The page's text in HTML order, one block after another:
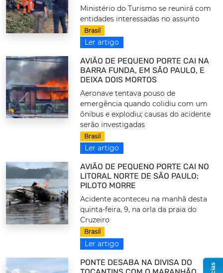
Ministério do Turismo se reunirá com
entidades interessadas no assunto
Brasil
Ler artigo
AVIÃO DE PEQUENO PORTE CAI NA
BARRA FUNDA, EM SÃO PAULO, E
DEIXA DOIS MORTOS
Aeronave tentava pouso de
emergência quando colidiu com um
ônibus e explodiu; causas do acidente
serão investigadas
Brasil
Ler artigo
AVIÃO DE PEQUENO PORTE CAI NO
LITORAL NORTE DE SÃO PAULO;
PILOTO MORRE
Acidente aconteceu na manhã desta
quinta-feira, 9, na orla da praia do
Cruzeiro
Brasil
Ler artigo
PONTE DESABA NA DIVISA DO